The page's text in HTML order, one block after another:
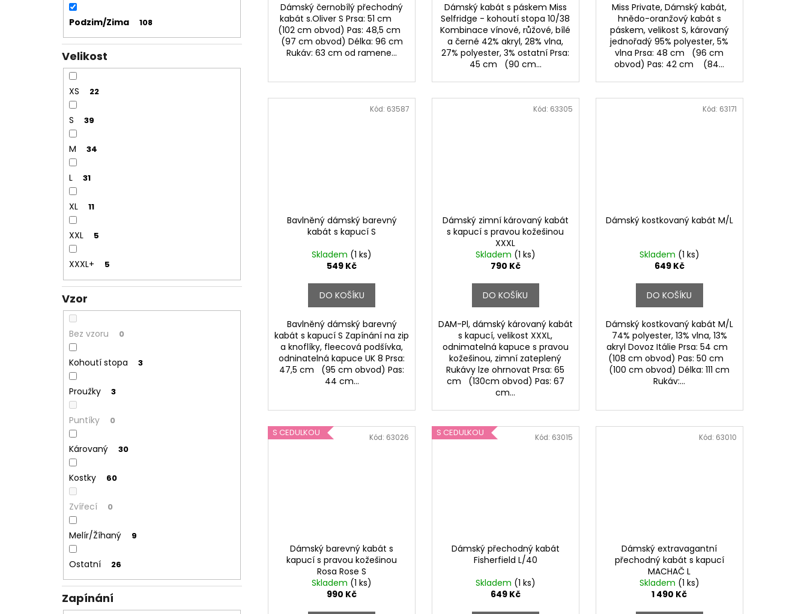
Podzim/Zima 108
Velikost
XS 22
S 39
M 34
L 31
XL 11
XXL 5
XXXL+ 5
Vzor
Bez vzoru 0
Kohoutí stopa 3
Proužky 3
Puntíky 0
Károvaný 30
Kostky 60
Zvířecí 0
Melír/Žíhaný 9
Ostatní 26
Zapínání
Dámský černobílý přechodný
kabát s.Oliver S Prsa: 51 cm
(102 cm obvod) Pas: 48,5 cm
(97 cm obvod) Délka: 96 cm
Rukáv: 63 cm od ramene...
Dámský kabát s páskem Miss
Selfridge - kohoutí stopa 10/38
Kombinace vínové, růžové, bílé
a černé 42% akryl, 28% vlna,
27% polyester, 3% ostatní Prsa:
45 cm (90 cm...
Miss Private, Dámský kabát,
hnědo-oranžový kabát s
páskem, velikost S, károvaný
jednořadý 95% polyester, 5%
vlna Prsa: 48 cm (96 cm
obvod) Pas: 42 cm (84...
Bavlněný dámský barevný
kabát s kapucí S
Skladem (1 ks)
549 Kč
DO KOŠÍKU
Bavlněný dámský barevný
kabát s kapucí S Zapínání na zip
a knoflíky, fleecová podšívka,
odninatelná kapuce UK 8 Prsa:
47,5 cm (95 cm obvod) Pas:
44 cm...
Kód: 63587
Dámský zimní károvaný kabát
s kapucí s pravou kožešinou
XXXL
Skladem (1 ks)
790 Kč
DO KOŠÍKU
DAM-Pl, dámský károvaný kabát
s kapucí, velikost XXXL,
odnimatelná kapuce s pravou
kožešinou, zimní zateplený
Rukávy lze ohrnovat Prsa: 65
cm (130cm obvod) Pas: 67
cm...
Kód: 63305
Dámský kostkovaný kabát M/L
Skladem (1 ks)
649 Kč
DO KOŠÍKU
Dámský kostkovaný kabát M/L
74% polyester, 13% vlna, 13%
akryl Dovoz Itálie Prsa: 54 cm
(108 cm obvod) Pas: 50 cm
(100 cm obvod) Délka: 111 cm
Rukáv:...
Kód: 63171
S CEDULKOU
Dámský barevný kabát s
kapucí s pravou kožešinou
Rosa Rose S
Skladem (1 ks)
990 Kč
Kód: 63026 S CEDULKOU
Dámský přechodný kabát
Fisherfield L/40
Skladem (1 ks)
649 Kč
Kód: 63015
Dámský extravagantní
přechodný kabát s kapucí
MACHAČ L
Skladem (1 ks)
1 490 Kč
Kód: 63010